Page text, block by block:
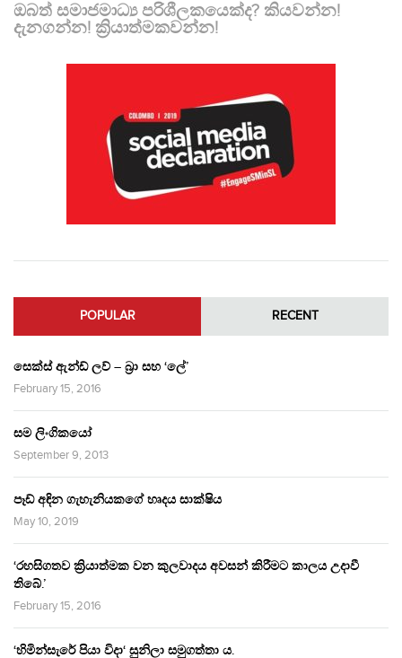
ඔබත් සමාජමාධ්‍ය පරිශීලකයෙක්ද? කියවන්න!
දැනගන්න! ක්‍රියාත්මකවන්න!
POPULAR RECENT
සෙක්ස් ඇන්ඩ් ලව් – බ්‍රා සහ ‘ලේ’
February 15, 2016
සම ලිංගිකයෝ
September 9, 2013
පෑඩ් අඳින ගැහැනියකගේ හෘදය සාක්ෂිය
May 10, 2019
‘රහසිගතව ක්‍රියාත්මක වන කුලවාදය අවසන් කිරීමට කාලය උදාවී
තිබේ.’
February 15, 2016
‘හිමින්සැරේ පියා විදා‘ සුනිලා සමුගත්තා ය.